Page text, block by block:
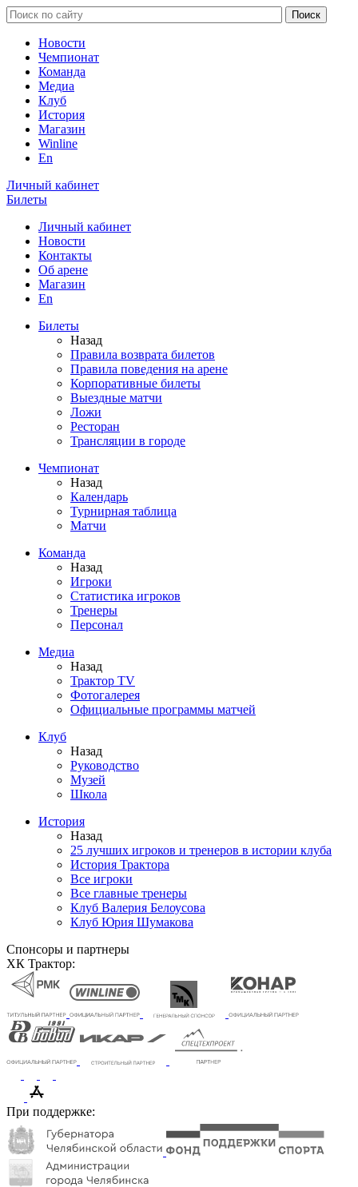
Новости
Чемпионат
Команда
Медиа
Клуб
История
Магазин
Winline
En
Личный кабинет
Билеты
Личный кабинет
Новости
Контакты
Об арене
Магазин
En
Билеты
Назад
Правила возврата билетов
Правила поведения на арене
Корпоративные билеты
Выездные матчи
Ложи
Ресторан
Трансляции в городе
Чемпионат
Назад
Календарь
Турнирная таблица
Матчи
Команда
Назад
Игроки
Статистика игроков
Тренеры
Персонал
Медиа
Назад
Трактор TV
Фотогалерея
Официальные программы матчей
Клуб
Назад
Руководство
Музей
Школа
История
Назад
25 лучших игроков и тренеров в истории клуба
История Трактора
Все игроки
Все главные тренеры
Клуб Валерия Белоусова
Клуб Юрия Шумакова
Спонсоры и партнеры
ХК Трактор:
При поддержке: